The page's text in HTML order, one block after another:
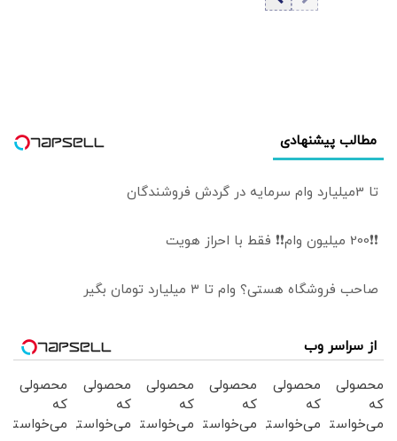
استیضاح شد
شد/ هواگردهای
مطالب پیشنهادی
تا 3میلیارد وام سرمایه در گردش فروشندگان
❗❗200 میلیون وام❗❗ فقط با احراز هویت
صاحب فروشگاه هستی؟ وام تا ۳ میلیارد تومان بگیر
از سراسر وب
محصولی
که
می‌خواستی
محصولی
که
می‌خواستی
محصولی
که
می‌خواستی
محصولی
که
می‌خواستی
محصولی
که
می‌خواستی
محصولی
که
می‌خواستی